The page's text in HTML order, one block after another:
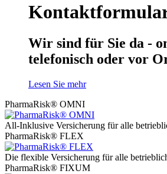
Wir sind für Sie da -
telefonisch oder vor
Lesen Sie mehr
PharmaRisk® OMNI
All-Inklusive Versicherung für alle
PharmaRisk® FLEX
Die flexible Versicherung für alle
PharmaRisk® FIXUM